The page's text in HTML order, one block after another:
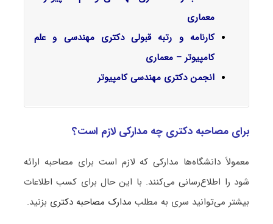
معماری
کارنامه و رتبه قبولی دکتری مهندسی و علم
کامپیوتر – معماری
انجمن دکتری مهندسی کامپیوتر
برای مصاحبه دکتری چه مدارکی لازم است؟
معمولاً دانشگاه‌ها مدارکی که لازم است برای مصاحبه ارائه
شود را اطلاع‌رسانی می‌کنند. با این حال برای کسب اطلاعات
بیشتر می‌توانید سری به مطلب مدارک مصاحبه دکتری بزنید.